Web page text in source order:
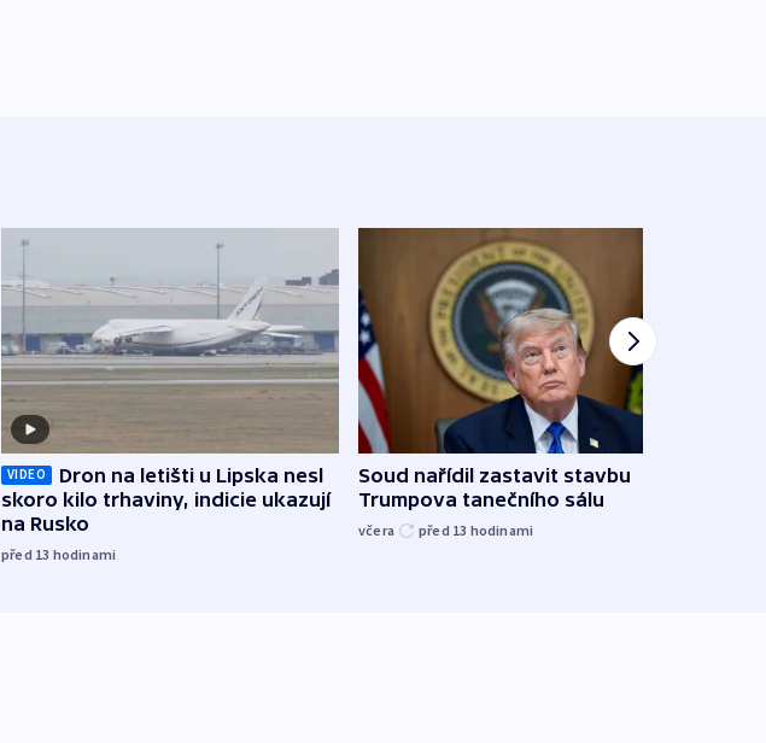
VIDEO
Dron na letišti u Lipska nesl
skoro kilo trhaviny, indicie ukazují
na Rusko
před 13 hodinami
Soud nařídil zastavit stavbu
Trumpova tanečního sálu
včera před 13 hodinami